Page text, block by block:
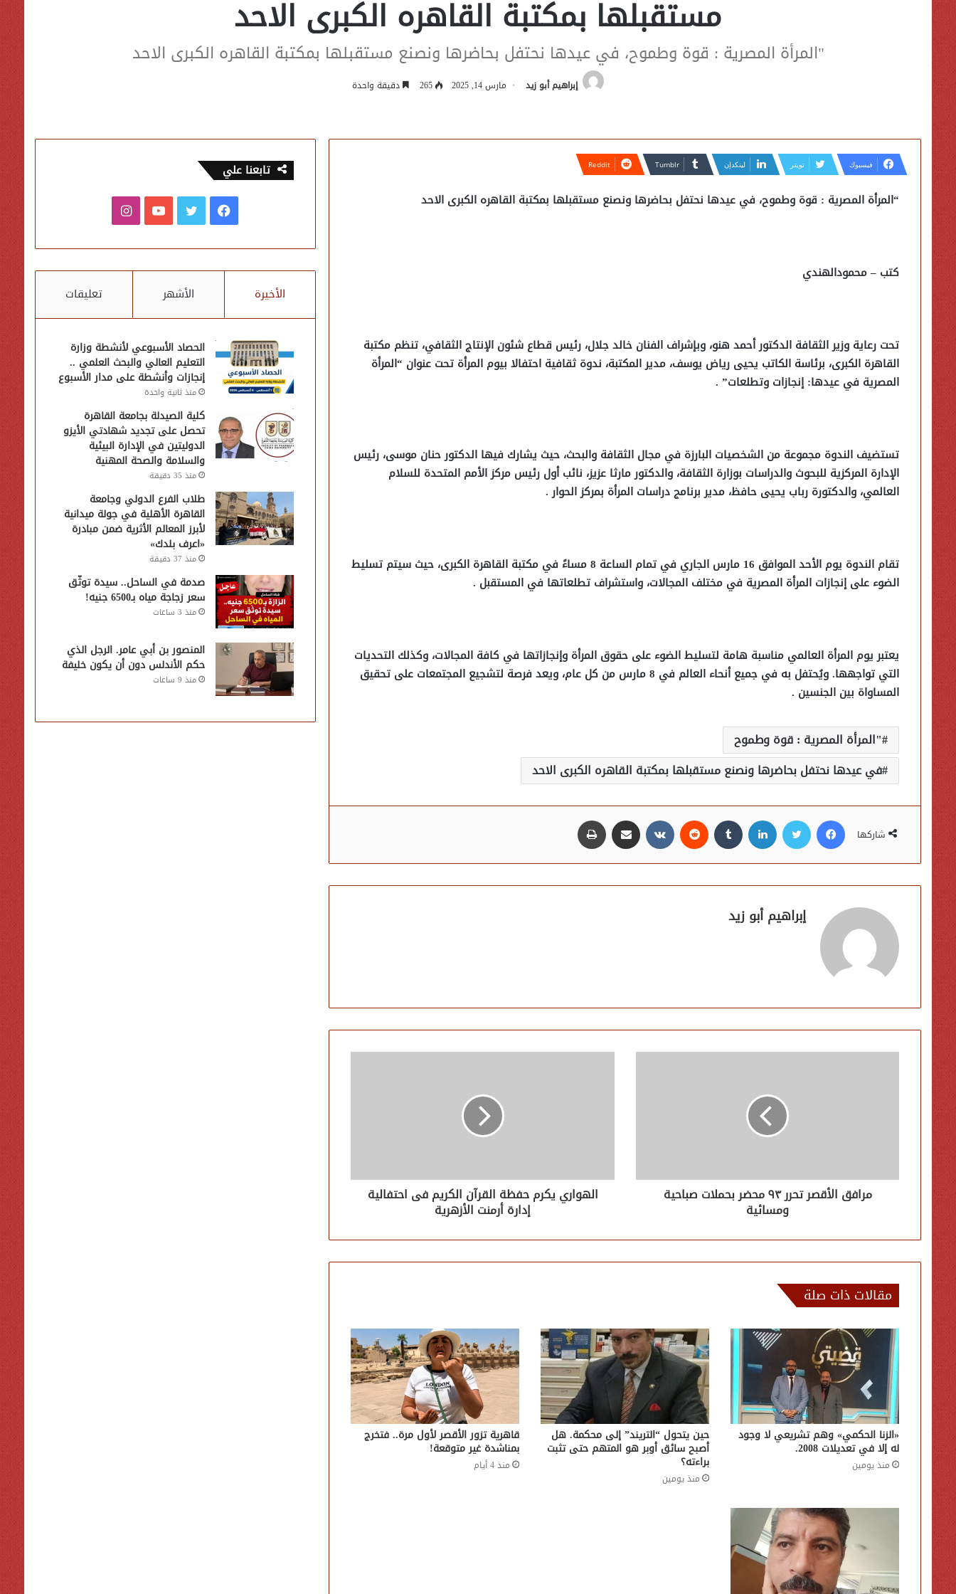
مستقبلها بمكتبة القاهره الكبرى الاحد
"المرأة المصرية : قوة وطموح، في عيدها نحتفل بحاضرها ونصنع مستقبلها بمكتبة القاهره الكبرى الاحد
إبراهيم أبو زيد مارس 14, 2025 265 دقيقة واحدة
فيسبوك تويتر لينكدإن
“المرأة المصرية : قوة وطموح، في عيدها نحتفل بحاضرها ونصنع مستقبلها بمكتبة القاهره الكبرى الاحد
كتب – محمودالهندي
تحت رعاية وزير الثقافة الدكتور أحمد هنو، وبإشراف الفنان خالد جلال، رئيس قطاع شئون الإنتاج الثقافي، تنظم مكتبة
القاهرة الكبرى، برئاسة الكاتب يحيى رياض يوسف، مدير المكتبة، ندوة ثقافية احتفالا بيوم المرأة تحت عنوان “المرأة
المصرية في عيدها: إنجازات وتطلعات” .
تستضيف الندوة مجموعة من الشخصيات البارزة في مجال الثقافة والبحث، حيث يشارك فيها الدكتور حنان موسى، رئيس
الإدارة المركزية للبحوث والدراسات بوزارة الثقافة، والدكتور مارثا عزيز، نائب أول رئيس مركز الأمم المتحدة للسلام
العالمي، والدكتورة رباب يحيى حافظ، مدير برنامج دراسات المرأة بمركز الحوار .
تقام الندوة يوم الأحد الموافق 16 مارس الجاري في تمام الساعة 8 مساءً في مكتبة القاهرة الكبرى، حيث سيتم تسليط
الضوء على إنجازات المرأة المصرية في مختلف المجالات، واستشراف تطلعاتها في المستقبل .
يعتبر يوم المرأة العالمي مناسبة هامة لتسليط الضوء على حقوق المرأة وإنجازاتها في كافة المجالات، وكذلك التحديات
التي تواجهها. ويُحتفل به في جميع أنحاء العالم في 8 مارس من كل عام، ويعد فرصة لتشجيع المجتمعات على تحقيق
المساواة بين الجنسين .
"المرأة المصرية : قوة وطموح
في عيدها نحتفل بحاضرها ونصنع مستقبلها بمكتبة القاهره الكبرى الاحد
شاركها
فيسبوك تويتر لينكدإن مشاركة عبر البريد
إبراهيم أبو زيد
مرافق الأقصر تحرر ٩٣ محضر بحملات صباحية
ومسائية
الهواري يكرم حفظة القرآن الكريم فى احتفالية
إدارة أرمنت الأزهرية
مقالات ذات صلة
«الزنا الحكمي» وهم تشريعي لا وجود
له إلا في تعديلات 2008.
منذ يومين
حين يتحول “التريند” إلى محكمة. هل
أصبح سائق أوبر هو المتهم حتى تثبت
براءته؟
منذ يومين
قاهرية تزور الأقصر لأول مرة.. فتخرج
بمناشدة غير متوقعة!
منذ 4 أيام
تابعنا علي
فيسبوكتويتر يوتيوبانستقرام
الأخيرة الأشهر تعليقات
الحصاد الأسبوعي لأنشطة وزارة
التعليم العالي والبحث العلمي ..
إنجازات وأنشطة على مدار الأسبوع
منذ ثانية واحدة
كلية الصيدلة بجامعة القاهرة
تحصل على تجديد شهادتي الأيزو
الدوليتين في الإدارة البيئية
والسلامة والصحة المهنية
منذ 35 دقيقة
طلاب الفرع الدولي وجامعة
القاهرة الأهلية في جولة ميدانية
لأبرز المعالم الأثرية ضمن مبادرة
«اعرف بلدك»
منذ 37 دقيقة
صدمة في الساحل.. سيدة توثّق
سعر زجاجة مياه بـ6500 جنيه!
منذ 3 ساعات
المنصور بن أبي عامر. الرجل الذي
حكم الأندلس دون أن يكون خليفة
منذ 9 ساعات